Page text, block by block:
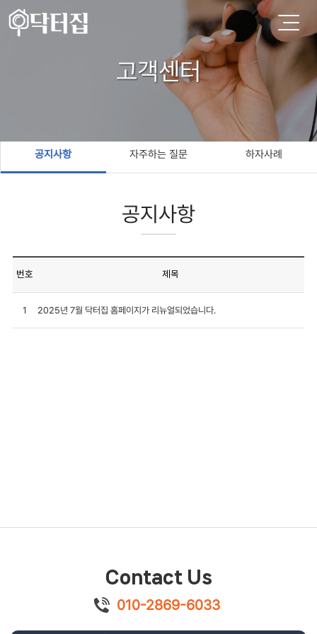
고객센터
공지사항 자주하는 질문 하자사례
공지사항
번호 제목
1 2025년 7월 닥터집 홈페이지가 리뉴얼되었습니다.
Contact Us
010-2869-6033